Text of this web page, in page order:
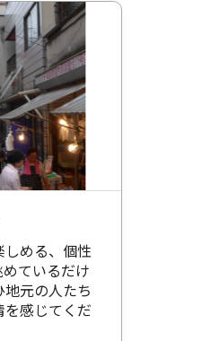
める、個性
ているだけ
元の人たち
を感じてくだ